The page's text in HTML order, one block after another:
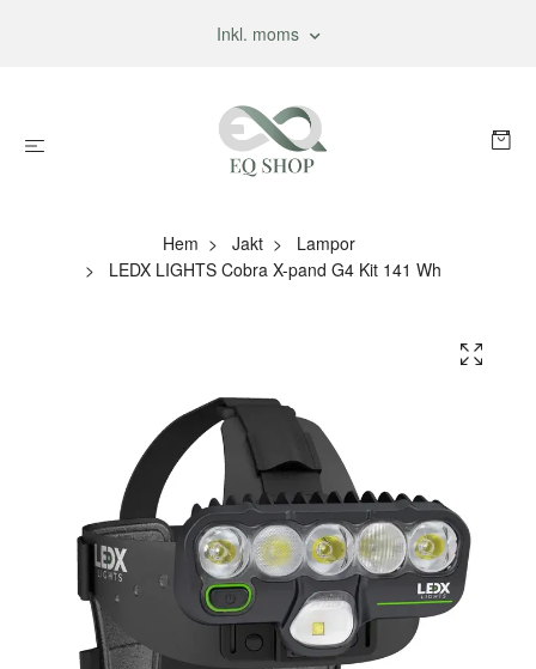
Inkl. moms
Hem Jakt
Lampor
LEDX LIGHTS Cobra X-pand G4 Kit 141 Wh